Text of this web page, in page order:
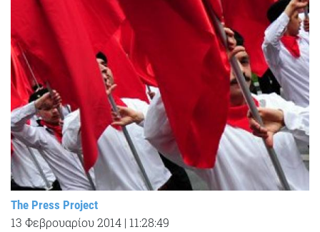
The Press Project
13 Φεβρουαρίου 2014 | 11:28:49